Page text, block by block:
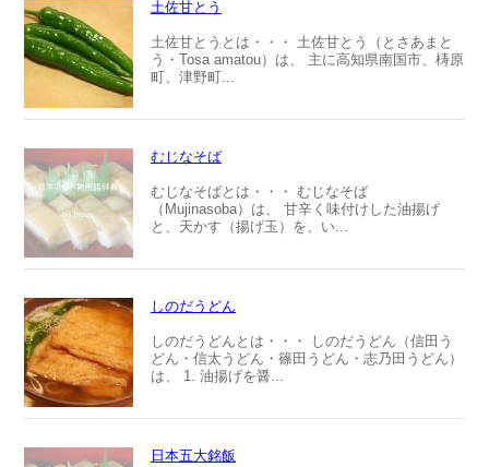
土佐甘とう
土佐甘とうとは・・・ 土佐甘とう（とさあまと
う・Tosa amatou）は、 主に高知県南国市、梼原
町、津野町...
むじなそば
むじなそばとは・・・ むじなそば
（Mujinasoba）は、 甘辛く味付けした油揚げ
と、天かす（揚げ玉）を、い...
しのだうどん
しのだうどんとは・・・ しのだうどん（信田う
どん・信太うどん・篠田うどん・志乃田うどん）
は、 1. 油揚げを醤...
日本五大銘飯